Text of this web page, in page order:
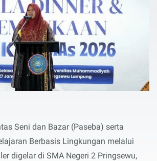
Seni dan Bazar (Paseba) serta
Berbasis Lingkungan melalui
digelar di SMA Negeri 2 Pringsewu,